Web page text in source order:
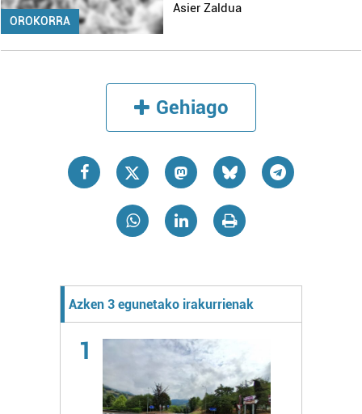
OROKORRA
Asier Zaldua
Gehiago
Azken 3 egunetako irakurrienak
1